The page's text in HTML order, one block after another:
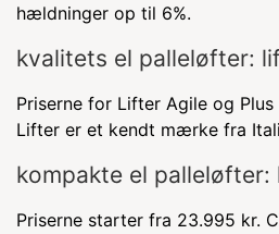
hældninger op til 6%.
kvalitets el palleløfter:
Priserne for Lifter Agile og
Lifter er et kendt mærke fra
kompakte el palleløfter:
Priserne starter fra 23.995 kr.